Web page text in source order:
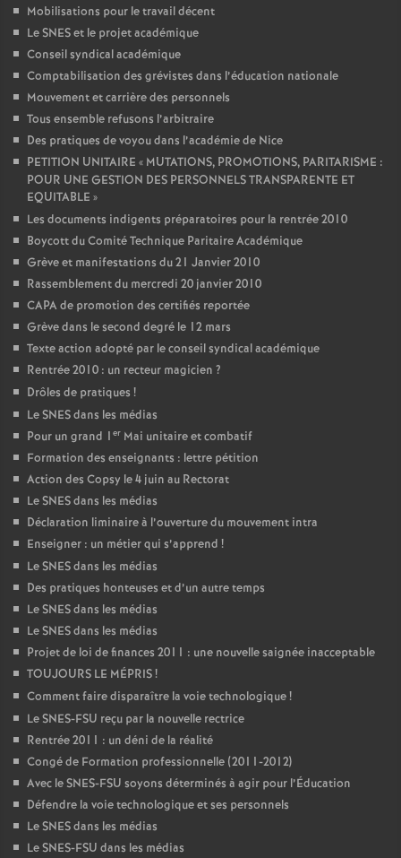
Mobilisations pour le travail décent
Le SNES et le projet académique
Conseil syndical académique
Comptabilisation des grévistes dans l’éducation nationale
Mouvement et carrière des personnels
Tous ensemble refusons l’arbitraire
Des pratiques de voyou dans l’académie de Nice
PETITION UNITAIRE « MUTATIONS, PROMOTIONS, PARITARISME :
POUR UNE GESTION DES PERSONNELS TRANSPARENTE ET
EQUITABLE »
Les documents indigents préparatoires pour la rentrée 2010
Boycott du Comité Technique Paritaire Académique
Grève et manifestations du 21 Janvier 2010
Rassemblement du mercredi 20 janvier 2010
CAPA de promotion des certifiés reportée
Grève dans le second degré le 12 mars
Texte action adopté par le conseil syndical académique
Rentrée 2010 : un recteur magicien ?
Drôles de pratiques !
Le SNES dans les médias
Pour un grand 1 er Mai unitaire et combatif
Formation des enseignants : lettre pétition
Action des Copsy le 4 juin au Rectorat
Le SNES dans les médias
Déclaration liminaire à l’ouverture du mouvement intra
Enseigner : un métier qui s’apprend !
Le SNES dans les médias
Des pratiques honteuses et d’un autre temps
Le SNES dans les médias
Le SNES dans les médias
Projet de loi de finances 2011 : une nouvelle saignée inacceptable
TOUJOURS LE MÉPRIS!
Comment faire disparaître la voie technologique!
Le SNES-FSU reçu par la nouvelle rectrice
Rentrée 2011 : un déni de la réalité
Congé de Formation professionnelle (2011-2012)
Avec le SNES-FSU soyons déterminés à agir pour l’Éducation
Défendre la voie technologique et ses personnels
Le SNES dans les médias
Le SNES-FSU dans les médias